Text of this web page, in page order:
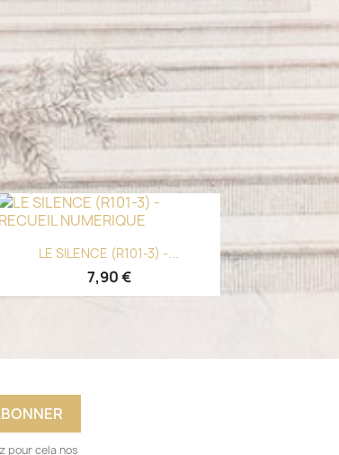
Aperçu rapide
LE SILENCE (R101-3) -...
7,90 €
pour cela nos